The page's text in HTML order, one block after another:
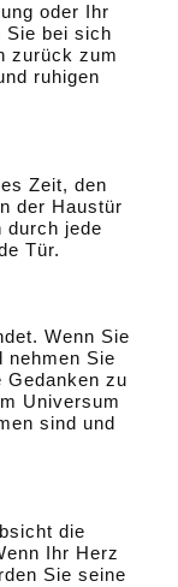
oder Ihr
Sie bei sich
zurück zum
ruhigen
Zeit, den
der Haustür
durch jede
Tür.
Wenn Sie
nehmen Sie
Gedanken zu
Universum
sind und
die
Ihr Herz
Sie seine